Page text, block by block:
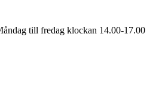
till fredag klockan 14.00-17.00